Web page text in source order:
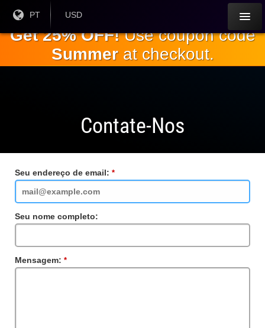
principal
Língua
PT
Moeda
USD
Get 25% OFF!Use coupon code
Summerat checkout.
Contate-Nos
Seu endereço de email:
obrigatório
Seu nome completo:
Mensagem:
obrigatório